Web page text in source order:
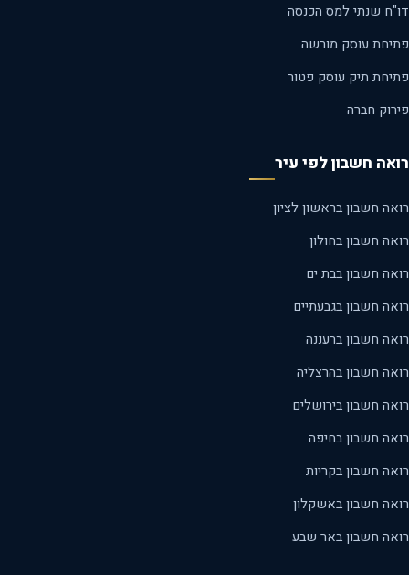
שנתי למס הכנסה
עוסק מורשה
תיק עוסק פטור
חברה
חשבון לפי עיר
חשבון בראשון לציון
חשבון בחולון
חשבון בבת ים
חשבון בגבעתיים
חשבון ברעננה
חשבון בהרצליה
חשבון בירושלים
חשבון בחיפה
חשבון בקריות
חשבון באשקלון
חשבון באר שבע